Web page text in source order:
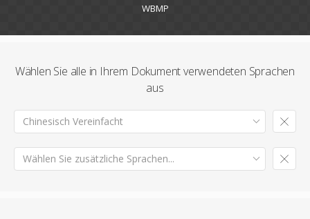
WBMP
Wählen Sie alle in Ihrem Dokument verwendeten Sprachen
aus
Chinesisch Vereinfacht
Wählen Sie zusätzliche Sprachen...